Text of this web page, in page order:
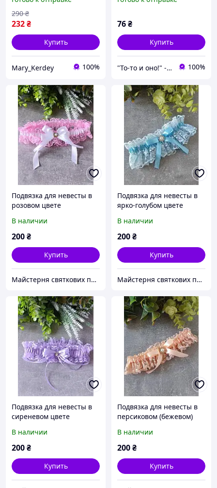
232₴
290 ₴
Купить
Mary_Kerdey 100%
Изумрудная
76₴
Купить
"То-то и оно!" - Мультимаркет праздника 100%
Подвязка для невесты в
розовом цвете
В наличии
200₴
Купить
Майстерня святкових прикрас
Подвязка для невесты в
ярко-голубом цвете
В наличии
200₴
Купить
Майстерня святкових прикрас
Подвязка для невесты в
сиреневом цвете
В наличии
200₴
Купить
Подвязка для невесты в
персиковом (бежевом)
В наличии
200₴
Купить